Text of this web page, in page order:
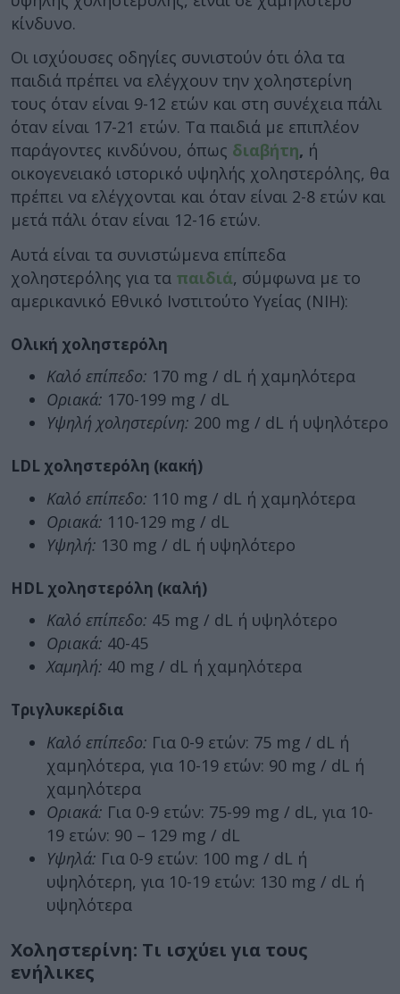
κίνδυνο.
Οι ισχύουσες οδηγίες συνιστούν ότι όλα τα
παιδιά πρέπει να ελέγχουν την χοληστερίνη
τους όταν είναι 9-12 ετών και στη συνέχεια πάλι
όταν είναι 17-21 ετών. Τα παιδιά με επιπλέον
παράγοντες κινδύνου, όπως διαβήτη, ή
οικογενειακό ιστορικό υψηλής χοληστερόλης, θα
πρέπει να ελέγχονται και όταν είναι 2-8 ετών και
μετά πάλι όταν είναι 12-16 ετών.
Αυτά είναι τα συνιστώμενα επίπεδα
χοληστερόλης για τα παιδιά, σύμφωνα με το
αμερικανικό Εθνικό Ινστιτούτο Υγείας (ΝΙΗ):
Ολική χοληστερόλη
Καλό επίπεδο: 170 mg / dL ή χαμηλότερα
Οριακά: 170-199 mg / dL
Υψηλή χοληστερίνη: 200 mg / dL ή υψηλότερο
LDL χοληστερόλη (κακή)
Καλό επίπεδο: 110 mg / dL ή χαμηλότερα
Οριακά: 110-129 mg / dL
Υψηλή: 130 mg / dL ή υψηλότερο
HDL χοληστερόλη (καλή)
Καλό επίπεδο: 45 mg / dL ή υψηλότερο
Οριακά: 40-45
Χαμηλή: 40 mg / dL ή χαμηλότερα
Τριγλυκερίδια
Καλό επίπεδο: Για 0-9 ετών: 75 mg / dL ή
χαμηλότερα, για 10-19 ετών: 90 mg / dL ή
χαμηλότερα
Οριακά: Για 0-9 ετών: 75-99 mg / dL, για 10-
19 ετών: 90 – 129 mg / dL
Υψηλά: Για 0-9 ετών: 100 mg / dL ή
υψηλότερη, για 10-19 ετών: 130 mg / dL ή
υψηλότερα
Χοληστερίνη: Τι ισχύει για τους
ενήλικες